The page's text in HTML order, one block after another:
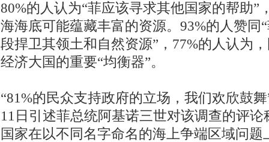
80%的人认为“菲应该寻求其他国家的帮助”
海海底可能蕴藏丰富的资源。93%的人赞同
段捍卫其领土和自然资源”，77%的人认为
经济大国的重要“均衡器”。
“81%的民众支持政府的立场，我们欢欣鼓
11日引述菲总统阿基诺三世对该调查的评论
国家在以不同名字命名的海上争端区域问题